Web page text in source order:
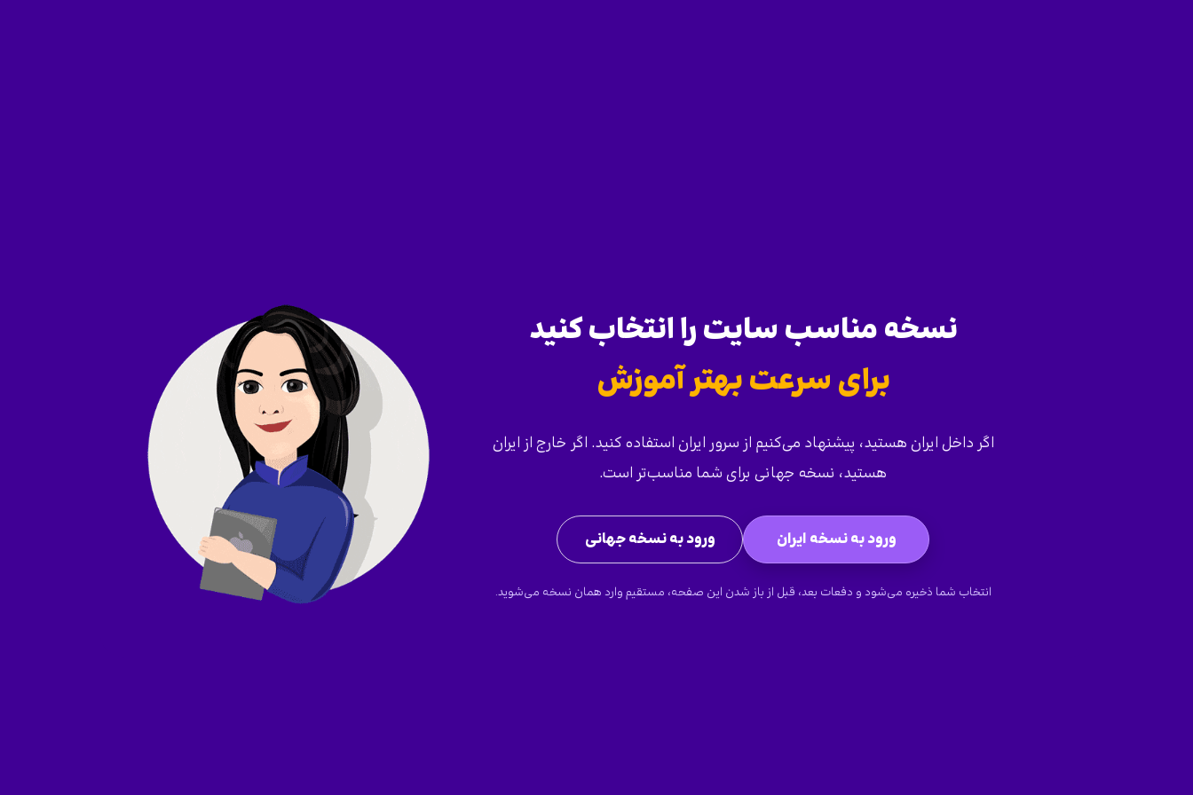
نسخه مناسب سایت را انتخاب کنید
برای سرعت بهتر آموزش
اگر داخل ایران هستید، پیشنهاد می‌کنیم از سرور ایران استفاده کنید. اگر خارج از ایران
هستید، نسخه جهانی برای شما مناسب‌تر است.
ورود به نسخه ایران ورود به نسخه جهانی
انتخاب شما ذخیره می‌شود و دفعات بعد، قبل از باز شدن این صفحه، مستقیم وارد همان نسخه می‌شوید.